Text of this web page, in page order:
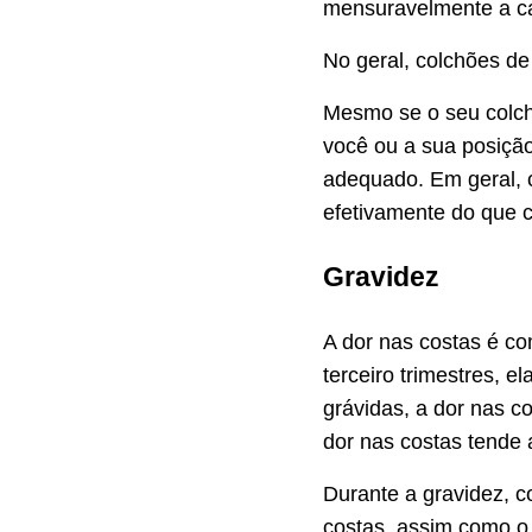
mensuravelmente a
No geral, colchões
Mesmo se o seu
você ou a sua
adequado. Em geral,
efetivamente do que
Gravidez
A dor nas costas é
terceiro trimestres,
grávidas, a dor nas
dor nas costas tende
Durante a gravidez,